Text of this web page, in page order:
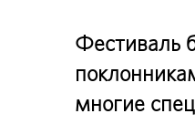
Фестиваль
многие